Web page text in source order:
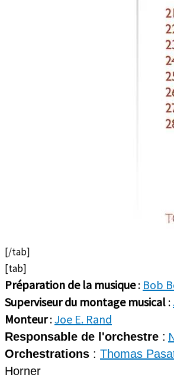
[/tab]
[tab]
Préparation de la musique: Bob
Superviseur du montage musical :
Monteur:Joe E. Rand
Responsable de l'orchestre :
Orchestrations : Thomas
Horner